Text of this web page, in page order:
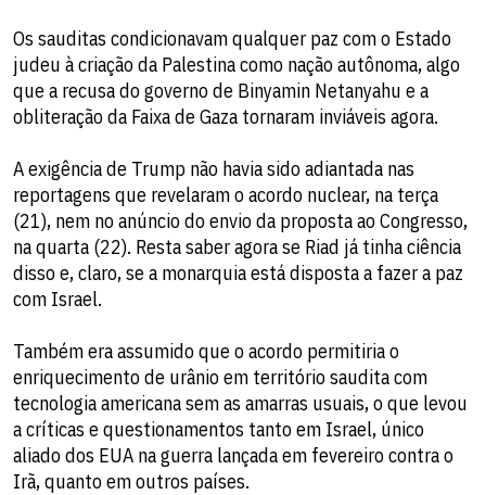
Os sauditas condicionavam qualquer paz com o Estado
judeu à criação da Palestina como nação autônoma, algo
que a recusa do governo de Binyamin Netanyahu e a
obliteração da Faixa de Gaza tornaram inviáveis agora.
A exigência de Trump não havia sido adiantada nas
reportagens que revelaram o acordo nuclear, na terça
(21), nem no anúncio do envio da proposta ao Congresso,
na quarta (22). Resta saber agora se Riad já tinha ciência
disso e, claro, se a monarquia está disposta a fazer a paz
com Israel.
Também era assumido que o acordo permitiria o
enriquecimento de urânio em território saudita com
tecnologia americana sem as amarras usuais, o que levou
a críticas e questionamentos tanto em Israel, único
aliado dos EUA na guerra lançada em fevereiro contra o
Irã, quanto em outros países.